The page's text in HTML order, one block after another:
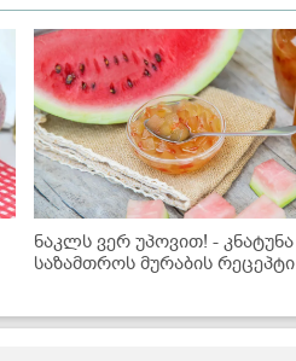
ნაკლს ვერ უპოვით! - კნატუნა
საზამთროს მურაბის რეცეპტი